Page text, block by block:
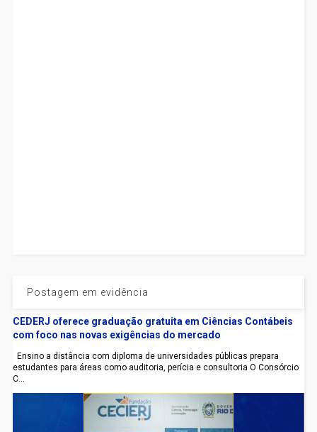
Postagem em evidência
CEDERJ oferece graduação gratuita em Ciências Contábeis
com foco nas novas exigências do mercado
Ensino a distância com diploma de universidades públicas prepara
estudantes para áreas como auditoria, perícia e consultoria O Consórcio
C...